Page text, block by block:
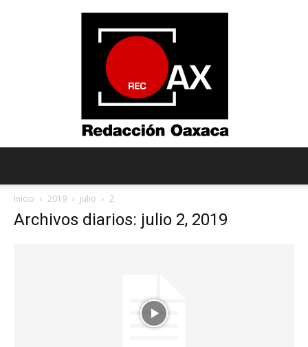
Inicio 2019 julio 2
Archivos diarios: julio 2, 2019